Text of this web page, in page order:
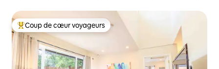
Coups de cœur voyageurs les plus appréciés
Coup de cœur voyageurs